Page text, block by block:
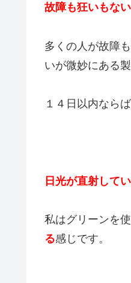
故障も狂いもない
多くの人が故障
いが微妙にある
１４日以内なら
日光が直射して
私はグリーンを
る感じです。